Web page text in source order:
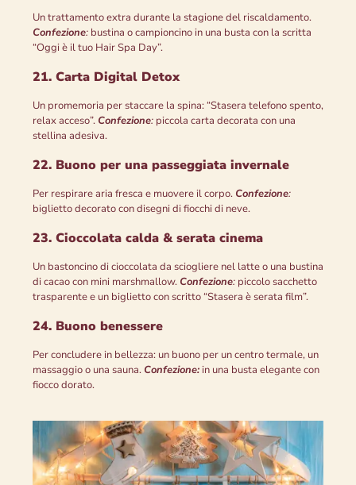
Un trattamento extra durante la stagione del riscaldamento.
Confezione:bustina o campioncino in una busta con la scritta
“Oggi è il tuo Hair Spa Day”.
21. Carta Digital Detox
Un promemoria per staccare la spina: “Stasera telefono spento,
relax acceso”. Confezione:piccola carta decorata con una
stellina adesiva.
22. Buono per una passeggiata invernale
Per respirare aria fresca e muovere il corpo. Confezione:
biglietto decorato con disegni di fiocchi di neve.
23. Cioccolata calda & serata cinema
Un bastoncino di cioccolata da sciogliere nel latte o una bustina
di cacao con mini marshmallow. Confezione:piccolo sacchetto
trasparente e un biglietto con scritto “Stasera è serata film”.
24. Buono benessere
Per concludere in bellezza: un buono per un centro termale, un
massaggio o una sauna. Confezione:in una busta elegante con
fiocco dorato.